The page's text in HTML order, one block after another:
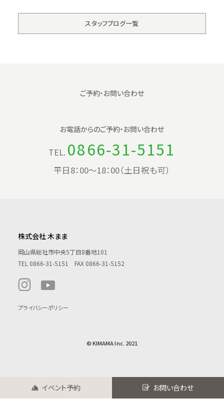
スタッフブログ一覧
ご予約・お問い合わせ
お電話からのご予約・お問い合わせ
TEL. 0866-31-5151
平日8：00〜18：00（土日祝も可）
イベント予約 お問い合わせ
株式会社 木まま
岡山県総社市中央5丁目8番地101
TEL 0866-31-5151 FAX 0866-31-5152
プライバシーポリシー
© KIMAMA Inc. 2021